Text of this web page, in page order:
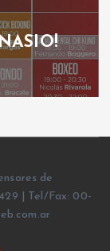
de
| Tel/Fax: 00-